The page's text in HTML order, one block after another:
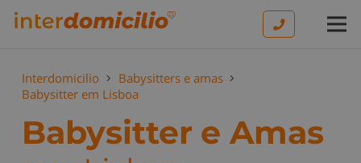
Interdomicilio
Babysitters e amas
Babysitter em Lisboa
Babysitter e Amas